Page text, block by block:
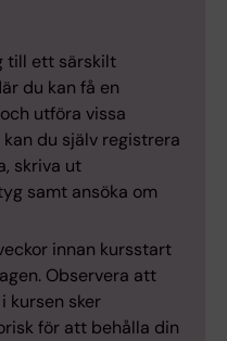
till ett särskilt
du kan få en
utföra vissa
du själv registrera
skriva ut
samt ansöka om
innan kursstart
Observera att
kursen sker
för att behålla din